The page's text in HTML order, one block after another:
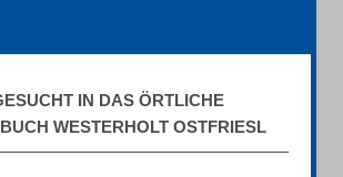
IN DAS ÖRTLICHE
WESTERHOLT OSTFRIESL